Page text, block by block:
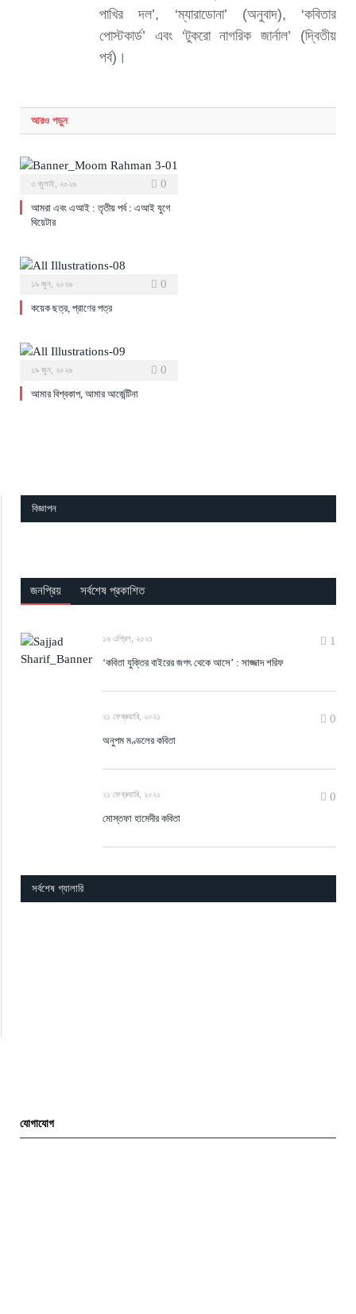
পাখির দল’, ‘ম্যারাডোনা’ (অনুবাদ), ‘কবিতার
পোস্টকার্ড’ এবং ‘টুকরো নাগরিক জার্নাল’ (দ্বিতীয়
পর্ব)।
আরও পড়ুন
৩ জুলাই, ২০২৬ 0
আমরা এবং এআই : তৃতীয় পর্ব : এআই যুগে
থিয়েটার
১৯ জুন, ২০২৬ 0
কয়েক ছত্র, প্রাণের পত্র
১৯ জুন, ২০২৬ 0
আমার বিশ্বকাপ, আমার আর্জেন্টিনা
বিজ্ঞাপন
জনপ্রিয় সর্বশেষ প্রকাশিত
১৬ এপ্রিল, ২০২১ 1
‘কবিতা যুক্তির বাইরের জগৎ থেকে আসে’ : সাজ্জাদ শরিফ
২১ ফেব্রুয়ারি, ২০২১ 0
অনুপম মণ্ডলের কবিতা
২১ ফেব্রুয়ারি, ২০২১ 0
মোস্তফা হামেদীর কবিতা
সর্বশেষ গ্যালারি
যোগাযোগ